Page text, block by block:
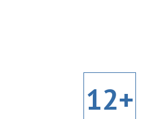
12+